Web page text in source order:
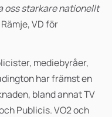
oss starkare nationellt
VD för
mediebyråer,
har främst en
bland annat TV
Publicis. VO2 och